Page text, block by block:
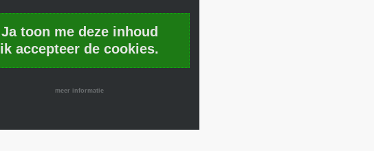
Ja toon me deze inhoud
ik accepteer de cookies.
meer informatie